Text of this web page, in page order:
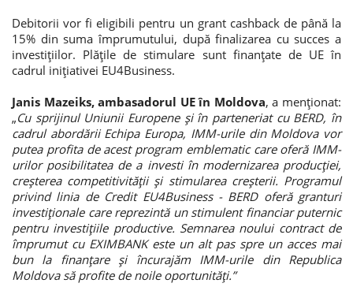
Debitorii vor fi eligibili pentru un grant cashback de până la
15% din suma împrumutului, după finalizarea cu succes a
investițiilor. Plățile de stimulare sunt finanțate de UE în
cadrul inițiativei EU4Business.
Janis Mazeiks, ambasadorul UE în Moldova, a menționat:
„Cu sprijinul Uniunii Europene și în parteneriat cu BERD, în
cadrul abordării Echipa Europa, IMM-urile din Moldova vor
putea profita de acest program emblematic care oferă IMM-
urilor posibilitatea de a investi în modernizarea producției,
creșterea competitivității și stimularea creșterii. Programul
privind linia de Credit EU4Business - BERD oferă granturi
investiționale care reprezintă un stimulent financiar puternic
pentru investițiile productive. Semnarea noului contract de
împrumut cu EXIMBANK este un alt pas spre un acces mai
bun la finanțare și încurajăm IMM-urile din Republica
Moldova să profite de noile oportunități.”